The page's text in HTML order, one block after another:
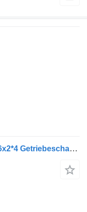
Mercedes-Benz 602 Econic 2635 6x2*4 Getriebeschaden